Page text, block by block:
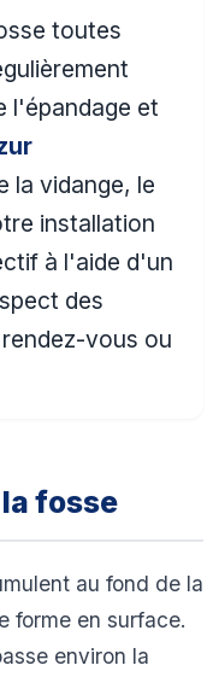
toutes
l'épandage et
la vidange, le
installation
à l'aide d'un
des
vous ou
fosse
au fond de la
forme en surface.
environ la